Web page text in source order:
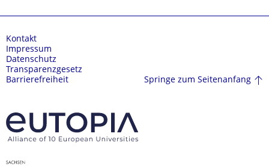
Kontakt
Impressum
Datenschutz
Transparenzgesetz
Barrierefreiheit
Springe zum Seitenanfang